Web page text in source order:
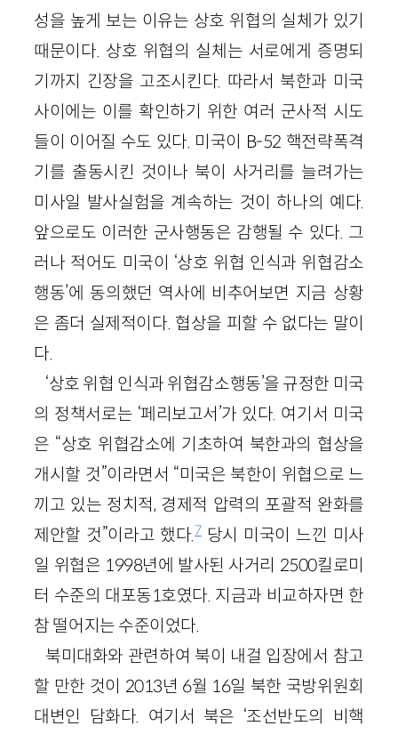
성을 높게 보는 이유는 상호 위협의 실체가 있기
때문이다. 상호 위협의 실체는 서로에게 증명되
기까지 긴장을 고조시킨다. 따라서 북한과 미국
사이에는 이를 확인하기 위한 여러 군사적 시도
들이 이어질 수도 있다. 미국이 B-52 핵전략폭격
기를 출동시킨 것이나 북이 사거리를 늘려가는
미사일 발사실험을 계속하는 것이 하나의 예다.
앞으로도 이러한 군사행동은 감행될 수 있다. 그
러나 적어도 미국이 ‘상호 위협 인식과 위협감소
행동’에 동의했던 역사에 비추어보면 지금 상황
은 좀더 실제적이다. 협상을 피할 수 없다는 말이
다.
‘상호 위협 인식과 위협감소행동’을 규정한 미국
의 정책서로는 ‘페리보고서’가 있다. 여기서 미국
은 “상호 위협감소에 기초하여 북한과의 협상을
개시할 것”이라면서 “미국은 북한이 위협으로 느
끼고 있는 정치적, 경제적 압력의 포괄적 완화를
제안할 것”이라고 했다.7당시 미국이 느낀 미사
일 위협은 1998년에 발사된 사거리 2500킬로미
터 수준의 대포동1호였다. 지금과 비교하자면 한
참 떨어지는 수준이었다.
북미대화와 관련하여 북이 내걸 입장에서 참고
할 만한 것이 2013년 6월 16일 북한 국방위원회
대변인 담화다. 여기서 북은 ‘조선반도의 비핵